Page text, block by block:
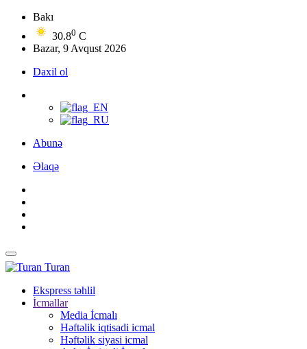
Bakı
30.80 C
Bazar, 9 Avqust 2026
Daxil ol
Abunə
Əlaqə
Turan
Ekspress təhlil
İcmallar
Media İcmalı
Həftəlik iqtisadi icmal
Həftəlik siyasi icmal